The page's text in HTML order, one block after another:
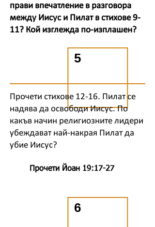
прави впечатление в разговора
между Иисус и Пилат в стихове 9-
11? Кой изглежда по-изплашен?
5
Прочети стихове 12-16. Пилат се
надява да освободи Иисус. По
какъв начин религиозните лидери
убеждават най-накрая Пилат да
убие Иисус?
Прочети Йоан 19:17-27
6